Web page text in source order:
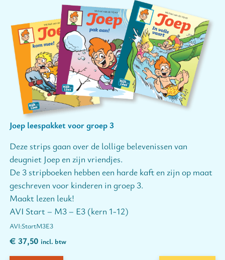
Joep leespakket voor groep 3
Deze strips gaan over de lollige belevenissen van
deugniet Joep en zijn vriendjes.
De 3 stripboeken hebben een harde kaft en zijn op maat
geschreven voor kinderen in groep 3.
Maakt lezen leuk!
AVI Start – M3 – E3 (kern 1-12)
StartM3E3
€ 37,50 incl. btw